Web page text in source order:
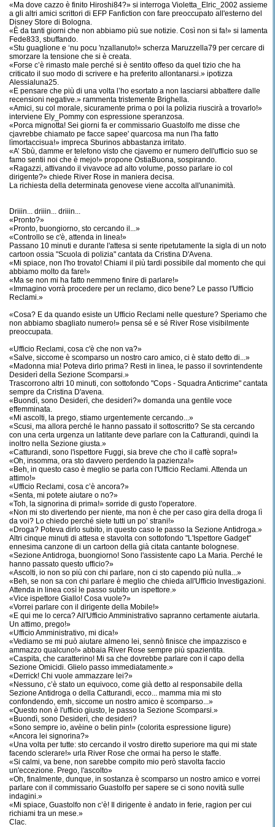
«Ma dove cazzo è finito Hiroshi84?» si interroga Violetta_Elric_2002 assieme
a gli altri amici scrittori di EFP Fanfiction con fare preoccupato all'esterno del
Disney Store di Bologna.
«È da tanti giorni che non abbiamo più sue notizie. Così non si fa!» si lamenta
Fede833, sbuffando.
«Stu guaglione e ‘nu pocu 'nzallanuto!» scherza Maruzzella79 per cercare di
smorzare la tensione che si è creata.
«Forse c’è rimasto male perché si è sentito offeso da quel tizio che ha
criticato il suo modo di scrivere e ha preferito allontanarsi.» ipotizza
Alessialuna25.
«E pensare che più di una volta l’ho esortato a non lasciarsi abbattere dalle
recensioni negative.» rammenta tristemente Brighella.
«Amici, su col morale, sicuramente prima o poi la polizia riuscirà a trovarlo!»
interviene Ely_Pommy con espressione speranzosa.
«Porca mignotta! Sei giorni fa er commissario Guastolfo me disse che
cjavrebbe chiamato pe facce sapee' quarcosa ma nun l'ha fatto
lìmortaccisua!» impreca Sburinos abbastanza irritato.
«A’ Sbù, damme er telefono visto che cjavemo er numero dell'ufficio suo se
famo sentii noi che è mejo!» propone OstiaBuona, sospirando.
«Ragazzi, attivando il vivavoce ad alto volume, posso parlare io col
dirigente?» chiede River Rose in maniera decisa.
La richiesta della determinata genovese viene accolta all'unanimità.
Driiin... driiin... driiin...
«Pronto?»
«Pronto, buongiorno, sto cercando il...»
«Controllo se c'è, attenda in linea!»
Passano 10 minuti e durante l'attesa si sente ripetutamente la sigla di un noto
cartoon ossia "Scuola di polizia" cantata da Cristina D'Avena.
«Mi spiace, non l'ho trovato! Chiami il più tardi possibile dal momento che qui
abbiamo molto da fare!»
«Ma se non mi ha fatto nemmeno finire di parlare!»
«Immagino vorrà procedere per un reclamo, dico bene? Le passo l'Ufficio
Reclami.»
«Cosa? E da quando esiste un Ufficio Reclami nelle questure? Speriamo che
non abbiamo sbagliato numero!» pensa sé e sé River Rose visibilmente
preoccupata.
«Ufficio Reclami, cosa c'è che non va?»
«Salve, siccome è scomparso un nostro caro amico, ci è stato detto di...»
«Madonna mia! Poteva dirlo prima? Resti in linea, le passo il sovrintendente
Desiderì della Sezione Scomparsi.»
Trascorrono altri 10 minuti, con sottofondo "Cops - Squadra Anticrime" cantata
sempre da Cristina D'avena.
«Buondì, sono Desiderì, che desideri?» domanda una gentile voce
effemminata.
«Mi ascolti, la prego, stiamo urgentemente cercando...»
«Scusi, ma allora perché le hanno passato il sottoscritto? Se sta cercando
con una certa urgenza un latitante deve parlare con la Catturandi, quindi la
inoltro nella Sezione giusta.»
«Catturandi, sono l'ispettore Fuggi, sia breve che c'ho il caffè sopra!»
«Oh, insomma, ora sto davvero perdendo la pazienza!»
«Beh, in questo caso è meglio se parla con l'Ufficio Reclami. Attenda un
attimo!»
«Ufficio Reclami, cosa c’è ancora?»
«Senta, mi potete aiutare o no?»
«Toh, la signorina di prima!» sorride di gusto l'operatore.
«Non mi sto divertendo per niente, ma non è che per caso gira della droga lì
da voi? Lo chiedo perché siete tutti un po’ strani!»
«Droga? Poteva dirlo subito, in questo caso le passo la Sezione Antidroga.»
Altri cinque minuti di attesa e stavolta con sottofondo "L'Ispettore Gadget"
ennesima canzone di un cartoon della già citata cantante bolognese.
«Sezione Antidroga, buongiorno! Sono l'assistente capo La Maria. Perché le
hanno passato questo ufficio?»
«Ascolti, io non so più con chi parlare, non ci sto capendo più nulla...»
«Beh, se non sa con chi parlare è meglio che chieda all'Ufficio Investigazioni.
Attenda in linea così le passo subito un ispettore.»
«Vice ispettore Giallo! Cosa vuole?»
«Vorrei parlare con il dirigente della Mobile!»
«E qui me lo cerca? All'Ufficio Amministrativo sapranno certamente aiutarla.
Un attimo, prego!»
«Ufficio Amministrativo, mi dica!»
«Vediamo se mi può aiutare almeno lei, sennò finisce che impazzisco e
ammazzo qualcuno!» abbaia River Rose sempre più spazientita.
«Caspita, che caratterino! Mi sa che dovrebbe parlare con il capo della
Sezione Omicidi. Glielo passo immediatamente.»
«Derrick! Chi vuole ammazzare lei?»
«Nessuno, c’è stato un equivoco, come già detto al responsabile della
Sezione Antidroga o della Catturandi, ecco... mamma mia mi sto
confondendo, emh, siccome un nostro amico è scomparso...»
«Questo non è l'ufficio giusto, le passo la Sezione Scomparsi.»
«Buondì, sono Desiderì, che desideri?
«Sono sempre io, avèine o belin pin!» (colorita espressione ligure)
«Ancora lei signorina?»
«Una volta per tutte: sto cercando il vostro diretto superiore ma qui mi state
facendo sclerare!» urla River Rose che ormai ha perso le staffe.
«Si calmi, va bene, non sarebbe compito mio però stavolta faccio
un'eccezione. Prego, l'ascolto»
«Oh, finalmente, dunque, in sostanza è scomparso un nostro amico e vorrei
parlare con il commissario Guastolfo per sapere se ci sono novità sulle
indagini.»
«Mi spiace, Guastolfo non c’è! Il dirigente è andato in ferie, ragion per cui
richiami tra un mese.»
Clac.